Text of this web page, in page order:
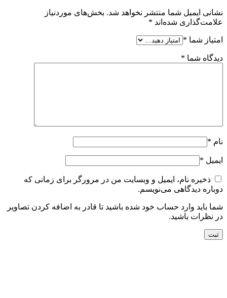
نشانی ایمیل شما منتشر نخواهد شد. بخش‌های موردنیاز
علامت‌گذاری شده‌اند *
امتیاز شما *
دیدگاه شما *
نام *
ایمیل *
ذخیره نام، ایمیل و وبسایت من در مرورگر برای زمانی که
دوباره دیدگاهی می‌نویسم.
شما باید وارد حساب خود شده باشید تا قادر به اضافه کردن تصاویر
در نظرات باشید.